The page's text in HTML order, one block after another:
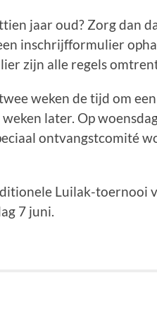
jaar oud? Zorg dan
inschrijfformulier
zijn alle regels
weken de tijd om
later. Op
ontvangstcomité
Luilak-toernooi
7 juni.